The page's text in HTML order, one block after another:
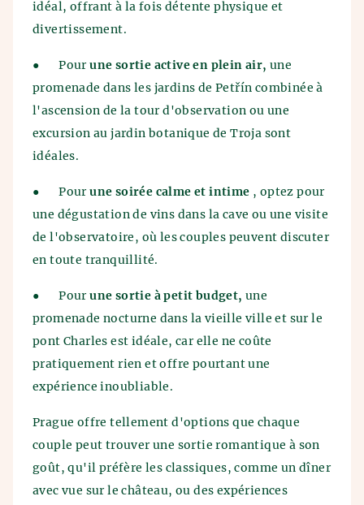
idéal, offrant à la fois détente physique et
divertissement.
● Pourune sortie active en plein air, une
promenade dans les jardins de Petřín combinée à
l'ascension de la tour d'observation ou une
excursion au jardin botanique de Troja sont
idéales.
● Pourune soirée calme et intime , optez pour
une dégustation de vins dans la cave ou une visite
de l'observatoire, où les couples peuvent discuter
en toute tranquillité.
● Pourune sortie à petit budget, une
promenade nocturne dans la vieille ville et sur le
pont Charles est idéale, car elle ne coûte
pratiquement rien et offre pourtant une
expérience inoubliable.
Prague offre tellement d'options que chaque
couple peut trouver une sortie romantique à son
goût, qu'il préfère les classiques, comme un dîner
avec vue sur le château, ou des expériences